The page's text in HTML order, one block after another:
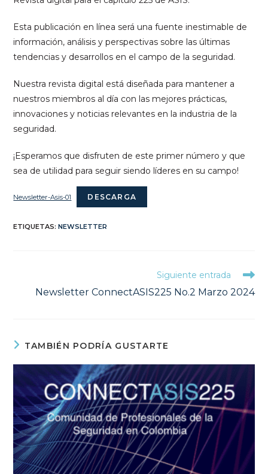
Esta publicación en línea será una fuente inestimable de
información, análisis y perspectivas sobre las últimas
tendencias y desarrollos en el campo de la seguridad.
Nuestra revista digital está diseñada para mantener a
nuestros miembros al día con las mejores prácticas,
innovaciones y noticias relevantes en la industria de la
seguridad.
¡Esperamos que disfruten de este primer número y que
sea de utilidad para seguir siendo líderes en su campo!
Newsletter-Asis-01 DESCARGA
ETIQUETAS:NEWSLETTER
artículos
Siguiente entrada
Newsletter ConnectASIS225 No.2 Marzo 2024
TAMBIÉN PODRÍA GUSTARTE